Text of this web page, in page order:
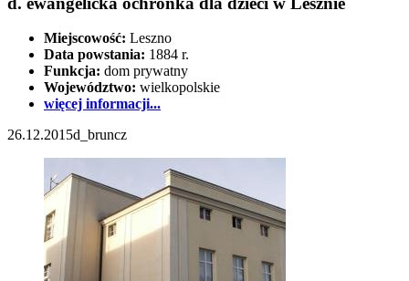
Miejscowość: Leszno
Data powstania: 1884 r.
Funkcja: dom prywatny
Województwo: wielkopolskie
więcej informacji...
26.12.2015d_bruncz